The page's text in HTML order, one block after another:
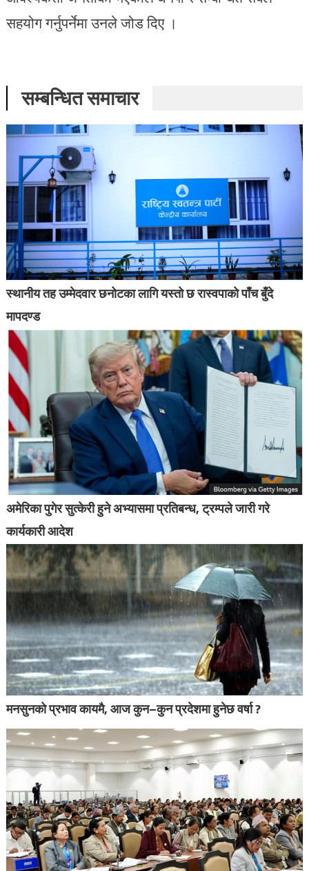
सहयोग गर्नुपर्नेमा उनले जोड दिए ।
सम्बन्धित समाचार
स्थानीय तह उम्मेदवार छनोटका लागि यस्तो छ रास्वपाको पाँच बुँदे
मापदण्ड
अमेरिका पुगेर सुत्केरी हुने अभ्यासमा प्रतिबन्ध, ट्रम्पले जारी गरे
कार्यकारी आदेश
मनसुनको प्रभाव कायमै, आज कुन–कुन प्रदेशमा हुनेछ वर्षा ?